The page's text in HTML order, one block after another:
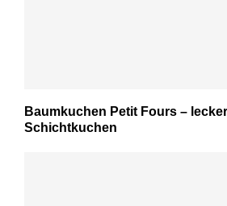
Baumkuchen Petit Fours –
Schichtkuchen